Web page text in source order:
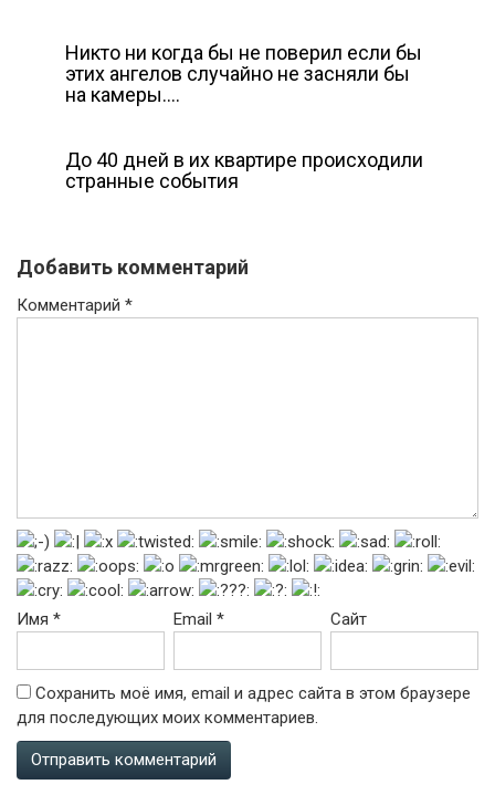
Никто ни когда бы не поверил если бы
этих ангелов случайно не засняли бы
на камеры….
До 40 дней в их квартире происходили
странные события
Добавить комментарий
Комментарий *
Имя * Email* Сайт
Сохранить моё имя, email и адрес сайта в этом браузере
для последующих моих комментариев.